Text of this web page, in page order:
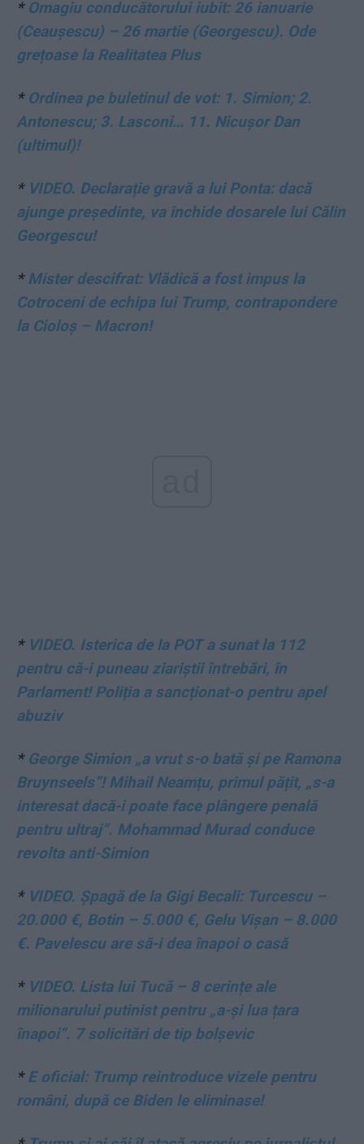
* Omagiu conducătorului iubit: 26 ianuarie
(Ceaușescu) – 26 martie (Georgescu). Ode
grețoase la Realitatea Plus
* Ordinea pe buletinul de vot: 1. Simion; 2.
Antonescu; 3. Lasconi… 11. Nicușor Dan
(ultimul)!
* VIDEO. Declarație gravă a lui Ponta: dacă
ajunge președinte, va închide dosarele lui Călin
Georgescu!
*Mister descifrat: Vlădică a fost impus la
Cotroceni de echipa lui Trump, contrapondere
la Cioloș – Macron!
* VIDEO. Isterica de la POT a sunat la 112
pentru că-i puneau ziariștii întrebări, în
Parlament! Poliția a sancționat-o pentru apel
abuziv
* George Simion „a vrut s-o bată și pe Ramona
Bruynseels”! Mihail Neamțu, primul pățit, „s-a
interesat dacă-i poate face plângere penală
pentru ultraj”. Mohammad Murad conduce
revolta anti-Simion
* VIDEO. Șpagă de la Gigi Becali: Turcescu –
20.000 €, Botin – 5.000 €, Gelu Vișan – 8.000
€. Pavelescu are să-i dea înapoi o casă
* VIDEO. Lista lui Tucă – 8 cerințe ale
milionarului putinist pentru „a-și lua țara
înapoi”. 7 solicitări de tip bolșevic
*E oficial: Trump reintroduce vizele pentru
români, după ce Biden le eliminase!